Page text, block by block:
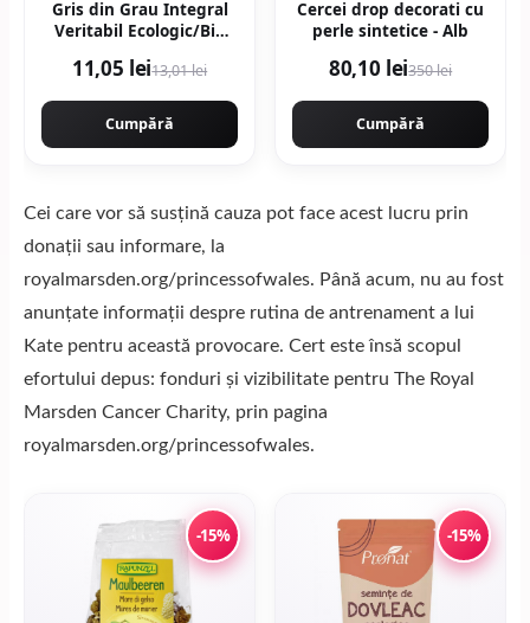
Gris din Grau Integral
Veritabil Ecologic/Bio
11,05 lei13,01 lei
Cumpără
Cercei drop decorati cu
perle sintetice - Alb
80,10 lei350 lei
Cumpără
Cei care vor să susțină cauza pot face acest lucru prin
donații sau informare, la
royalmarsden.org/princessofwales. Până acum, nu au fost
anunțate informații despre rutina de antrenament a lui
Kate pentru această provocare. Cert este însă scopul
efortului depus: fonduri și vizibilitate pentru The Royal
Marsden Cancer Charity, prin pagina
royalmarsden.org/princessofwales.
-15% -15%